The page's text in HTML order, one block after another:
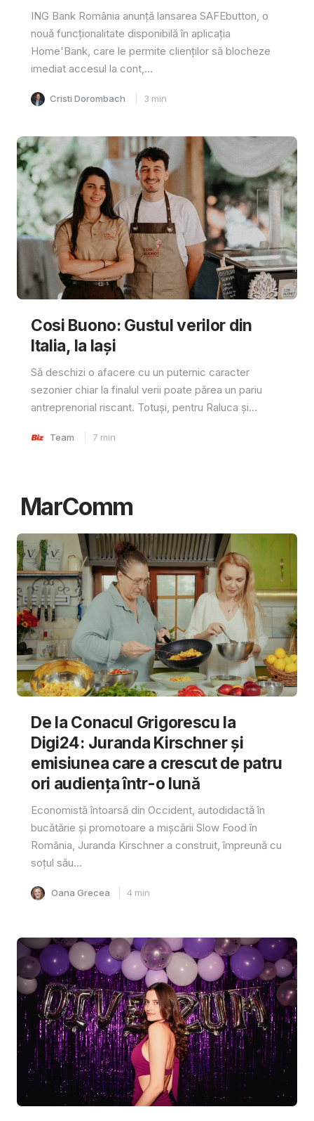
ING Bank România anunță lansarea SAFEbutton, o
nouă funcționalitate disponibilă în aplicația
Home'Bank, care le permite clienților să blocheze
imediat accesul la cont,...
Cristi Dorombach 3 min
Cosi Buono: Gustul verilor din
Italia, la Iași
Să deschizi o afacere cu un puternic caracter
sezonier chiar la finalul verii poate părea un pariu
antreprenorial riscant. Totuși, pentru Raluca și...
Team 7 min
MarComm
De la Conacul Grigorescu la
Digi24: Juranda Kirschner și
emisiunea care a crescut de patru
ori audiența într-o lună
Economistă întoarsă din Occident, autodidactă în
bucătărie și promotoare a mișcării Slow Food în
România, Juranda Kirschner a construit, împreună cu
soțul său...
Oana Grecea 4 min